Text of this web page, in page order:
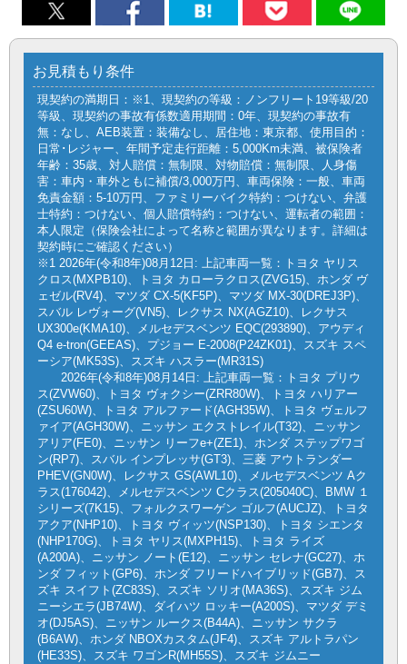
お見積もり条件
現契約の満期日：※1、現契約の等級：ノンフリート19等級/20
等級、現契約の事故有係数適用期間：0年、現契約の事故有
無：なし、AEB装置：装備なし、居住地：東京都、使用目的：
日常･レジャー、年間予定走行距離：5,000Km未満、被保険者
年齢：35歳、対人賠償：無制限、対物賠償：無制限、人身傷
害：車内・車外ともに補償/3,000万円、車両保険：一般、車両
免責金額：5-10万円、ファミリーバイク特約：つけない、弁護
士特約：つけない、個人賠償特約：つけない、運転者の範囲：
本人限定（保険会社によって名称と範囲が異なります。詳細は
契約時にご確認ください）
※1 2026年(令和8年)08月12日: 上記車両一覧：トヨタ ヤリス
クロス(MXPB10)、トヨタ カローラクロス(ZVG15)、ホンダ ヴ
ェゼル(RV4)、マツダ CX-5(KF5P)、マツダ MX-30(DREJ3P)、
スバル レヴォーグ(VN5)、レクサス NX(AGZ10)、レクサス
UX300e(KMA10)、メルセデスベンツ EQC(293890)、アウディ
Q4 e-tron(GEEAS)、プジョー E-2008(P24ZK01)、スズキ スペ
ーシア(MK53S)、スズキ ハスラー(MR31S)
2026年(令和8年)08月14日: 上記車両一覧：トヨタ プリウ
ス(ZVW60)、トヨタ ヴォクシー(ZRR80W)、トヨタ ハリアー
(ZSU60W)、トヨタ アルファード(AGH35W)、トヨタ ヴェルフ
ァイア(AGH30W)、ニッサン エクストレイル(T32)、ニッサン
アリア(FE0)、ニッサン リーフe+(ZE1)、ホンダ ステップワゴ
ン(RP7)、スバル インプレッサ(GT3)、三菱 アウトランダー
PHEV(GN0W)、レクサス GS(AWL10)、メルセデスベンツ Aク
ラス(176042)、メルセデスベンツ Cクラス(205040C)、BMW １
シリーズ(7K15)、フォルクスワーゲン ゴルフ(AUCJZ)、トヨタ
アクア(NHP10)、トヨタ ヴィッツ(NSP130)、トヨタ シエンタ
(NHP170G)、トヨタ ヤリス(MXPH15)、トヨタ ライズ
(A200A)、ニッサン ノート(E12)、ニッサン セレナ(GC27)、ホ
ンダ フィット(GP6)、ホンダ フリードハイブリッド(GB7)、ス
ズキ スイフト(ZC83S)、スズキ ソリオ(MA36S)、スズキ ジム
ニーシエラ(JB74W)、ダイハツ ロッキー(A200S)、マツダ デミ
オ(DJ5AS)、ニッサン ルークス(B44A)、ニッサン サクラ
(B6AW)、ホンダ NBOXカスタム(JF4)、スズキ アルトラパン
(HE33S)、スズキ ワゴンR(MH55S)、スズキ ジムニー